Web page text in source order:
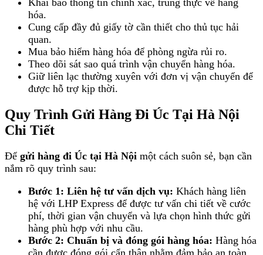
Khai báo thông tin chính xác, trung thực về hàng
hóa.
Cung cấp đầy đủ giấy tờ cần thiết cho thủ tục hải
quan.
Mua bảo hiểm hàng hóa để phòng ngừa rủi ro.
Theo dõi sát sao quá trình vận chuyển hàng hóa.
Giữ liên lạc thường xuyên với đơn vị vận chuyển để
được hỗ trợ kịp thời.
Quy Trình Gửi Hàng Đi Úc Tại Hà Nội
Chi Tiết
Để gửi hàng đi Úc tại Hà Nội một cách suôn sẻ, bạn cần
nắm rõ quy trình sau:
Bước 1: Liên hệ tư vấn dịch vụ: Khách hàng liên
hệ với LHP Express để được tư vấn chi tiết về cước
phí, thời gian vận chuyển và lựa chọn hình thức gửi
hàng phù hợp với nhu cầu.
Bước 2: Chuẩn bị và đóng gói hàng hóa: Hàng hóa
cần được đóng gói cẩn thận nhằm đảm bảo an toàn